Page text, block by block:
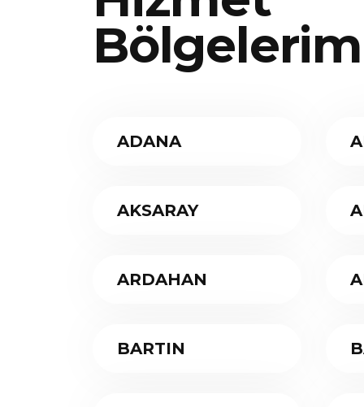
ADANA
AKSARAY
ARDAHAN
BARTIN